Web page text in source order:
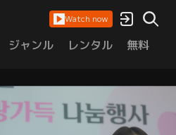
Watch now
ジャンル レンタル 無料